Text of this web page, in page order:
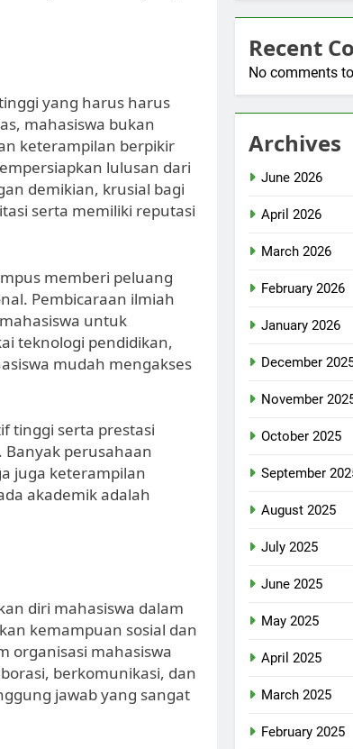
yang harus harus
mahasiswa bukan
keterampilan berpikir
lulusan dari
demikian, krusial bagi
serta memiliki reputasi
memberi peluang
Pembicaraan ilmiah
untuk
teknologi pendidikan,
mudah mengakses
tinggi serta prestasi
perusahaan
juga keterampilan
akademik adalah
diri mahasiswa dalam
kemampuan sosial dan
organisasi mahasiswa
berkomunikasi, dan
jawab yang sangat
Recent
No comments
Archives
June 2026
April 2026
March 2026
February 2026
January 2026
December
November
October 2025
September
August 2025
July 2025
June 2025
May 2025
April 2025
March 2025
February 2025